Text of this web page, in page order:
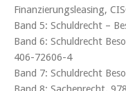
Finanzierungsleasing,
Band 5: Schuldrecht –
Band 6: Schuldrecht
406-72606-4
Band 7: Schuldrecht